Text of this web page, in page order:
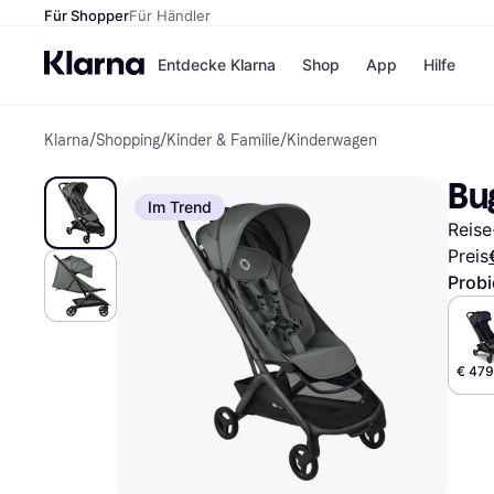
Für ShopperFür Händler
Entdecke Klarna
Zahlungsmethoden
Bezahle in bis zu 30
Shop
H&M
Temu
Alle Shops
App Hilfe
Klarna/Shopping/Kinder & Familie/Kinderwagen
Im Trend
Preis
€